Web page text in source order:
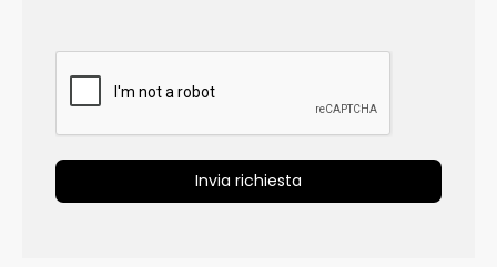
Invia richiesta